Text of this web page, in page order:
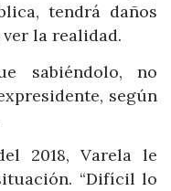
tendrá daños
la realidad.
sabiéndolo, no
según
2018, Varela le
“Difícil lo